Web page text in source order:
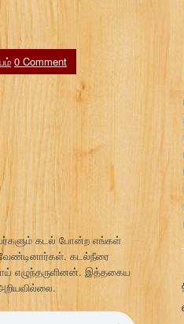
0 Comment
கடல் போன்ற எங்கள்
கடல்நீரை
எழுந்தருளினன். இத்தகைய